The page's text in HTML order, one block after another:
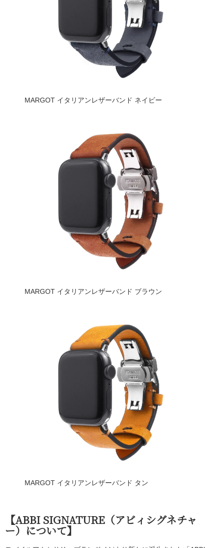
MARGOT イタリアンレザーバンド ネイビー
MARGOT イタリアンレザーバンド ブラウン
MARGOT イタリアンレザーバンド タン
【ABBI SIGNATURE（アビィシグネチャ
ー）について】